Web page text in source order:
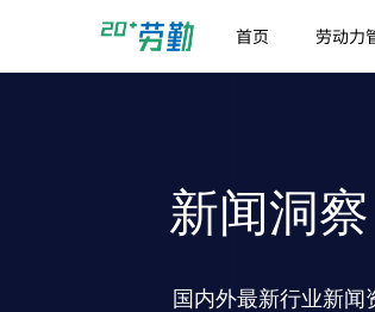
首页 劳动力
国内外最新行业新闻
新闻洞察